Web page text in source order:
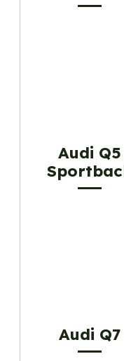
Audi Q5
Audi Q7